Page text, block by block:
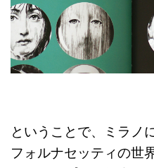
ということで、ミラノ
フォルナセッティの世